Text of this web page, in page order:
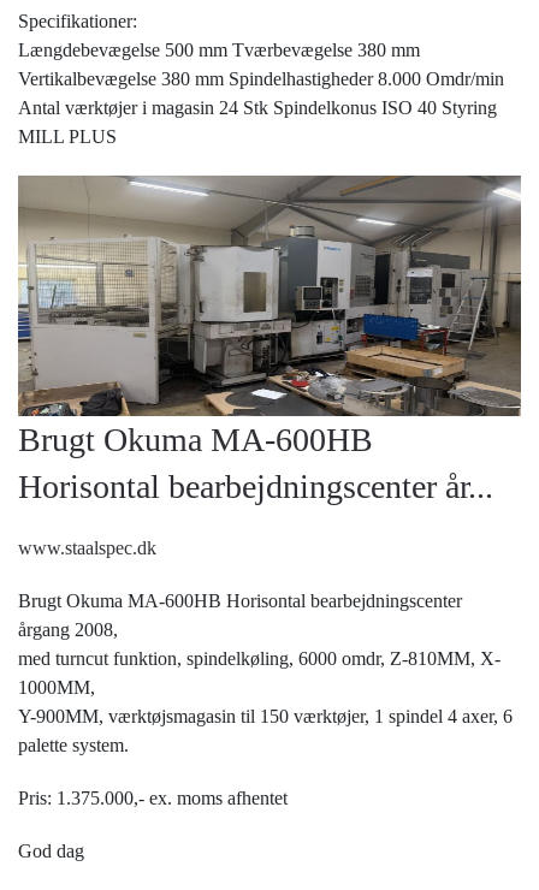
Specifikationer:
Længdebevægelse 500 mm Tværbevægelse 380 mm
Vertikalbevægelse 380 mm Spindelhastigheder 8.000 Omdr/min
Antal værktøjer i magasin 24 Stk Spindelkonus ISO 40 Styring
MILL PLUS
Brugt Okuma MA-600HB
Horisontal bearbejdningscenter år...
www.staalspec.dk
Brugt Okuma MA-600HB Horisontal bearbejdningscenter
årgang 2008,
med turncut funktion, spindelkøling, 6000 omdr, Z-810MM, X-
1000MM,
Y-900MM, værktøjsmagasin til 150 værktøjer, 1 spindel 4 axer, 6
palette system.
Pris: 1.375.000,- ex. moms afhentet
God dag